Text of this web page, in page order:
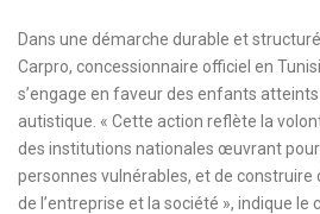
Dans une démarche durable et
Carpro, concessionnaire officiel en
s’engage en faveur des enfants
autistique. « Cette action reflète la
des institutions nationales œuvrant
personnes vulnérables, et de construire
de l’entreprise et la société », indique le